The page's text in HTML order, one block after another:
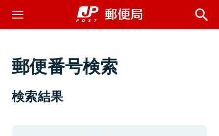
郵便番号検索
検索結果